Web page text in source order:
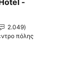
στα αγαπημένα
-
2.049
πόλης